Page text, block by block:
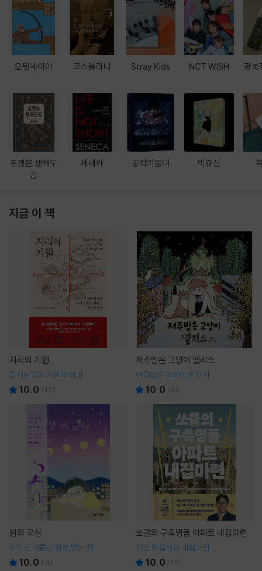
오뒷세이아
포켓몬 생태도
감
코스톨라니
세네카
Stray Kids
공각기동대
NCT WISH
박효신
광복
지금 이 책
지리의 기원
동서남북의 기원과 의미
10.0 (12)
저주받은 고양이 펠리스
아름다운 고양이 판타지
10.0 (6)
밤의 교실
아이도 어른도 위로 받는 책
10.0 (4)
쏘쿨의 구축명품 아파트 내집마련
가장 현실적인 내집마련
10.0 (12)